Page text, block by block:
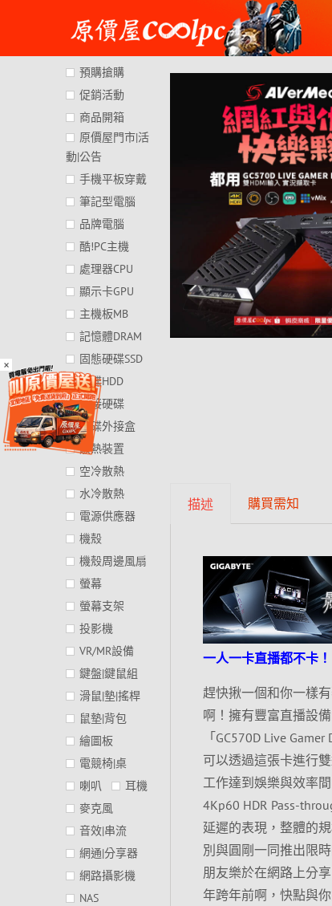
×
content
描述 購買需知
一人一卡直播都不卡！
趕快揪一個和你一樣
啊！擁有豐富直播設
「GC570D Live
可以透過這張卡進行
工作達到娛樂與效率
4Kp60 HDR Pass-
延遲的表現，整體的
別與圓剛一同推出限
朋友樂於在網路上分
年跨年前啊，快點與
預購搶購
促銷活動
商品開箱
原價屋門市|活
動|公告
手機平板穿戴
筆記型電腦
品牌電腦
酷!PC主機
處理器CPU
顯示卡GPU
主機板MB
記憶體DRAM
固態硬碟SSD
硬碟HDD
外接硬碟
硬碟外接盒
散熱裝置
空冷散熱
水冷散熱
電源供應器
機殼
機殼周邊風扇
螢幕
螢幕支架
投影機
VR/MR設備
鍵盤|鍵鼠組
滑鼠|墊|搖桿
鼠墊|背包
繪圖板
電競椅|桌
喇叭
耳機
麥克風
音效|串流
網通|分享器
網路攝影機
NAS